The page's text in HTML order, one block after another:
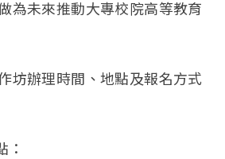
為未來推動大專校院高等教育
坊辦理時間、地點及報名方式